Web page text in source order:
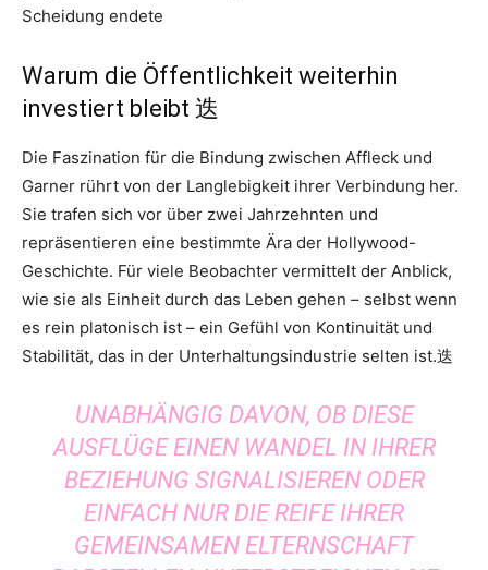
Scheidung endete
Warum die Öffentlichkeit weiterhin
investiert bleibt 迭
Die Faszination für die Bindung zwischen Affleck und
Garner rührt von der Langlebigkeit ihrer Verbindung her.
Sie trafen sich vor über zwei Jahrzehnten und
repräsentieren eine bestimmte Ära der Hollywood-
Geschichte. Für viele Beobachter vermittelt der Anblick,
wie sie als Einheit durch das Leben gehen – selbst wenn
es rein platonisch ist – ein Gefühl von Kontinuität und
Stabilität, das in der Unterhaltungsindustrie selten ist.迭
UNABHÄNGIG DAVON, OB DIESE
AUSFLÜGE EINEN WANDEL IN IHRER
BEZIEHUNG SIGNALISIEREN ODER
EINFACH NUR DIE REIFE IHRER
GEMEINSAMEN ELTERNSCHAFT